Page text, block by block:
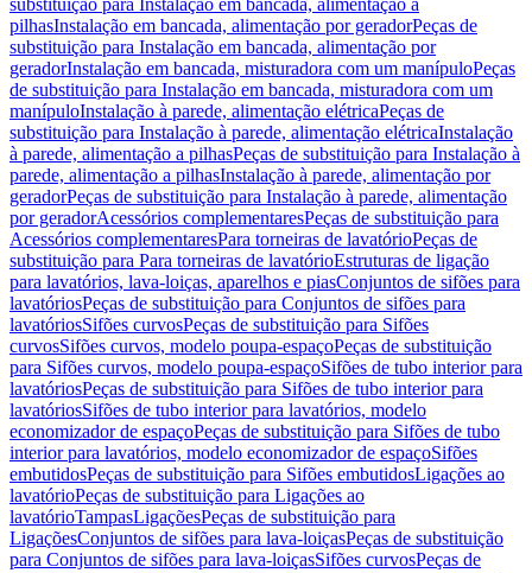
substituição para Instalação em bancada, alimentação a
pilhasInstalação em bancada, alimentação por geradorPeças de
substituição para Instalação em bancada, alimentação por
geradorInstalação em bancada, misturadora com um manípuloPeças
de substituição para Instalação em bancada, misturadora com um
manípuloInstalação à parede, alimentação elétricaPeças de
substituição para Instalação à parede, alimentação elétricaInstalação
à parede, alimentação a pilhasPeças de substituição para Instalação à
parede, alimentação a pilhasInstalação à parede, alimentação por
geradorPeças de substituição para Instalação à parede, alimentação
por geradorAcessórios complementaresPeças de substituição para
Acessórios complementaresPara torneiras de lavatórioPeças de
substituição para Para torneiras de lavatórioEstruturas de ligação
para lavatórios, lava-loiças, aparelhos e piasConjuntos de sifões para
lavatóriosPeças de substituição para Conjuntos de sifões para
lavatóriosSifões curvosPeças de substituição para Sifões
curvosSifões curvos, modelo poupa-espaçoPeças de substituição
para Sifões curvos, modelo poupa-espaçoSifões de tubo interior para
lavatóriosPeças de substituição para Sifões de tubo interior para
lavatóriosSifões de tubo interior para lavatórios, modelo
economizador de espaçoPeças de substituição para Sifões de tubo
interior para lavatórios, modelo economizador de espaçoSifões
embutidosPeças de substituição para Sifões embutidosLigações ao
lavatórioPeças de substituição para Ligações ao
lavatórioTampasLigaçõesPeças de substituição para
LigaçõesConjuntos de sifões para lava-loiçasPeças de substituição
para Conjuntos de sifões para lava-loiçasSifões curvosPeças de